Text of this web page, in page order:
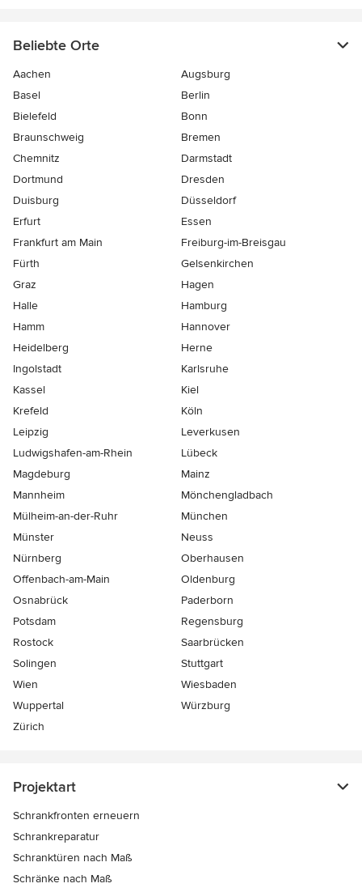
Beliebte Orte
Aachen
Augsburg
Basel
Berlin
Bielefeld
Bonn
Braunschweig
Bremen
Chemnitz
Darmstadt
Dortmund
Dresden
Duisburg
Düsseldorf
Erfurt
Essen
Frankfurt am Main
Freiburg-im-Breisgau
Fürth
Gelsenkirchen
Graz
Hagen
Halle
Hamburg
Hamm
Hannover
Heidelberg
Herne
Ingolstadt
Karlsruhe
Kassel
Kiel
Krefeld
Köln
Leipzig
Leverkusen
Ludwigshafen-am-Rhein
Lübeck
Magdeburg
Mainz
Mannheim
Mönchen­gladbach
Mülheim-an-der-Ruhr
München
Münster
Neuss
Nürnberg
Oberhausen
Offenbach-am-Main
Oldenburg
Osnabrück
Paderborn
Potsdam
Regensburg
Rostock
Saarbrücken
Solingen
Stuttgart
Wien
Wiesbaden
Wuppertal
Würzburg
Zürich
Projektart
Schrankfronten erneuern
Schrankreparatur
Schranktüren nach Maß
Schränke nach Maß